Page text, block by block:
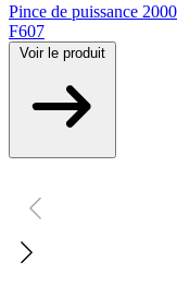
Pince de puissance
F607
Voir le produit